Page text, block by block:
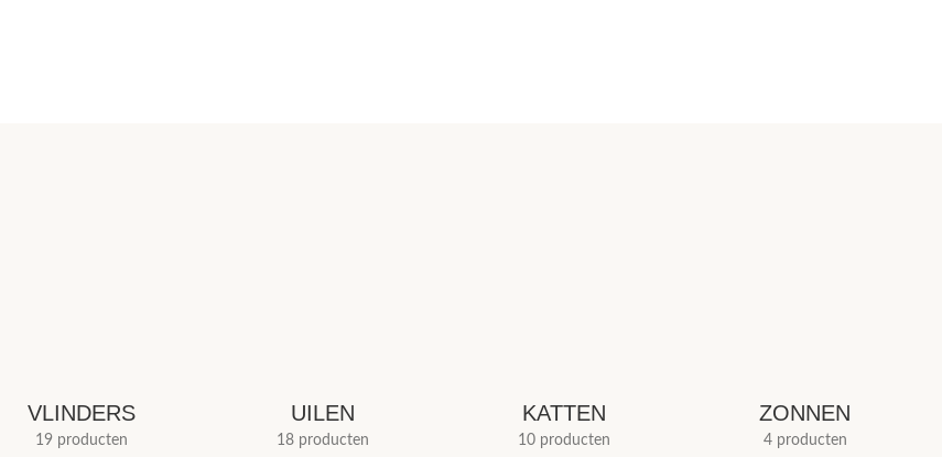
VLINDERS
19 producten
UILEN
18 producten
KATTEN
10 producten
ZONNEN
4 producten